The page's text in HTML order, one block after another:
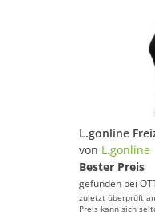
von L.gonline
Bester Preis
gefunden bei
zuletzt überprüft
Preis kann sich